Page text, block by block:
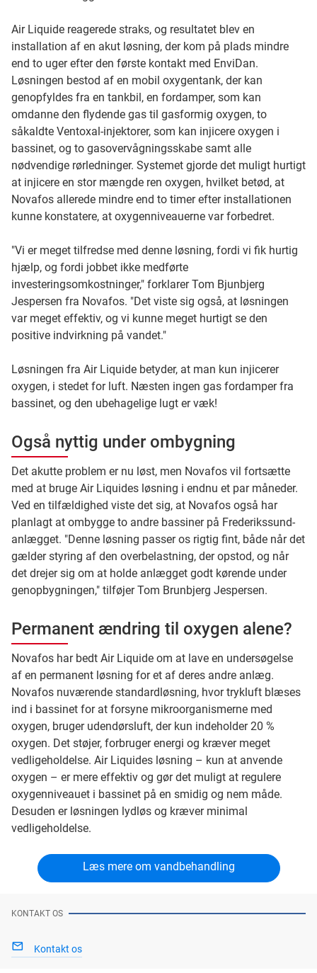
Air Liquide reagerede straks, og resultatet blev en
installation af en akut løsning, der kom på plads mindre
end to uger efter den første kontakt med EnviDan.
Løsningen bestod af en mobil oxygentank, der kan
genopfyldes fra en tankbil, en fordamper, som kan
omdanne den flydende gas til gasformig oxygen, to
såkaldte Ventoxal-injektorer, som kan injicere oxygen i
bassinet, og to gasovervågningsskabe samt alle
nødvendige rørledninger. Systemet gjorde det muligt hurtigt
at injicere en stor mængde ren oxygen, hvilket betød, at
Novafos allerede mindre end to timer efter installationen
kunne konstatere, at oxygenniveauerne var forbedret.
"Vi er meget tilfredse med denne løsning, fordi vi fik hurtig
hjælp, og fordi jobbet ikke medførte
investeringsomkostninger," forklarer Tom Bjunbjerg
Jespersen fra Novafos. "Det viste sig også, at løsningen
var meget effektiv, og vi kunne meget hurtigt se den
positive indvirkning på vandet."
Løsningen fra Air Liquide betyder, at man kun injicerer
oxygen, i stedet for luft. Næsten ingen gas fordamper fra
bassinet, og den ubehagelige lugt er væk!
Også nyttig under ombygning
Det akutte problem er nu løst, men Novafos vil fortsætte
med at bruge Air Liquides løsning i endnu et par måneder.
Ved en tilfældighed viste det sig, at Novafos også har
planlagt at ombygge to andre bassiner på Frederikssund-
anlægget. "Denne løsning passer os rigtig fint, både når det
gælder styring af den overbelastning, der opstod, og når
det drejer sig om at holde anlægget godt kørende under
genopbygningen," tilføjer Tom Brunbjerg Jespersen.
Permanent ændring til oxygen alene?
Novafos har bedt Air Liquide om at lave en undersøgelse
af en permanent løsning for et af deres andre anlæg.
Novafos nuværende standardløsning, hvor trykluft blæses
ind i bassinet for at forsyne mikroorganismerne med
oxygen, bruger udendørsluft, der kun indeholder 20 %
oxygen. Det støjer, forbruger energi og kræver meget
vedligeholdelse. Air Liquides løsning – kun at anvende
oxygen – er mere effektiv og gør det muligt at regulere
oxygenniveauet i bassinet på en smidig og nem måde.
Desuden er løsningen lydløs og kræver minimal
vedligeholdelse.
Læs mere om vandbehandling
KONTAKT OS
Kontakt os